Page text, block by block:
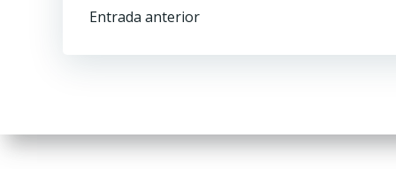
Navegación
por
entradas
Entrada anterior